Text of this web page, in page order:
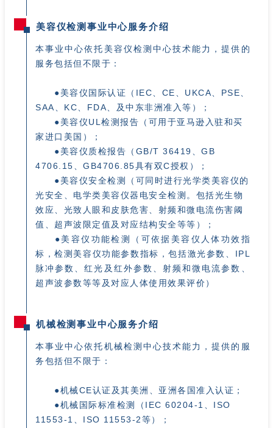
美容仪检测事业中心服务介绍
本事业中心依托美容仪检测中心技术能力，提供的
服务包括但不限于：
●美容仪国际认证（IEC、CE、UKCA、PSE、
SAA、KC、FDA、及中东非洲准入等）；
●美容仪UL检测报告（可用于亚马逊入驻和买
家进口美国）；
●美容仪质检报告（GB/T 36419、GB
4706.15、GB4706.85具有双C授权）；
●美容仪安全检测（可同时进行光学类美容仪的
光安全、电学类美容仪器电安全检测。包括光生物
效应、光致人眼和皮肤危害、射频和微电流伤害阈
值、超声波限定值及对应结构安全等等）；
●美容仪功能检测（可依据美容仪人体功效指
标，检测美容仪功能参数指标，包括激光参数、IPL
脉冲参数、红光及红外参数、射频和微电流参数、
超声波参数等等及对应人体使用效果评价）
机械检测事业中心服务介绍
本事业中心依托机械检测中心技术能力，提供的服
务包括但不限于：
●机械CE认证及其美洲、亚洲各国准入认证；
●机械国际标准检测（IEC 60204-1、ISO
11553-1、ISO 11553-2等）；